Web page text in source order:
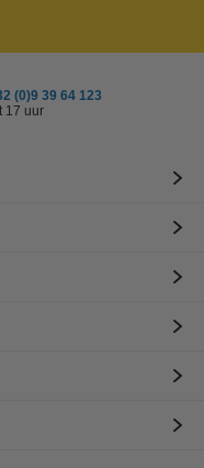
(0)9 39 64 123
17 uur